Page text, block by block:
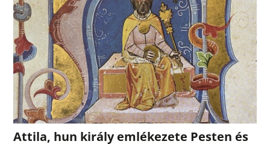
Attila, hun király emlékezete Pesten és